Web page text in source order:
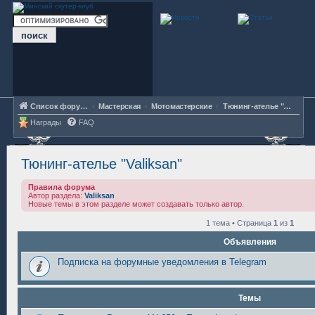
Список форумов Мастерская Мотомастерские
Тюнинг-ателье "Valiksan"
Награды
FAQ
Тюнинг-ателье "Valiksan"
Правила форума
Автор раздела: Valiksan
Новые темы в этом разделе может создавать только автор.
1 тема • Страница 1 из 1
Объявления
Подписка на форумные уведомления в Telegram
Темы